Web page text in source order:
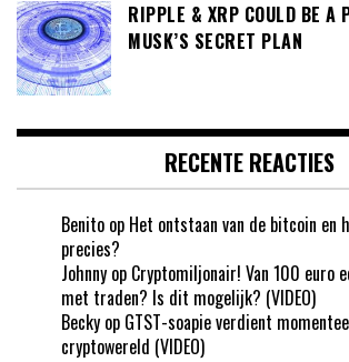
RIPPLE & XRP COULD BE A
MUSK’S SECRET PLAN
RECENTE REACTIES
Benito op Het ontstaan van de bitcoin en
precies?
Johnny op Cryptomiljonair! Van 100 euro
met traden? Is dit mogelijk? (VIDEO)
Becky op GTST-soapie verdient
cryptowereld (VIDEO)